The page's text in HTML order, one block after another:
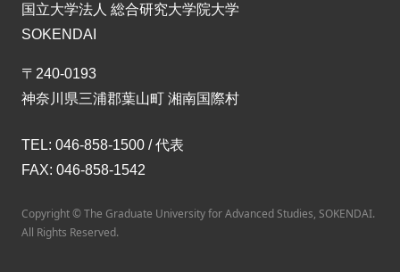
国立大学法人 総合研究大学院大学
SOKENDAI
〒240-0193
神奈川県三浦郡葉山町 湘南国際村
TEL: 046-858-1500 / 代表
FAX: 046-858-1542
Copyright © The Graduate University for Advanced Studies, SOKENDAI.
All Rights Reserved.